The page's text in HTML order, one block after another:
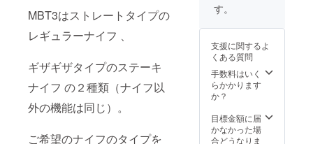
MBT3はストレートタイプの
レギュラーナイフ 、
ギザギザタイプのステーキ
ナイフ の２種類（ナイフ以
外の機能は同じ）。
ご希望のナイフのタイプを
違いな
製造状
況によ
り出荷
時期が
遅れる
早急に
ご連絡
致しま
す。
支援に関するよ
くある質問
手数料はいく
らかかります
か？
目標金額に届
かなかった場
合どうなりま